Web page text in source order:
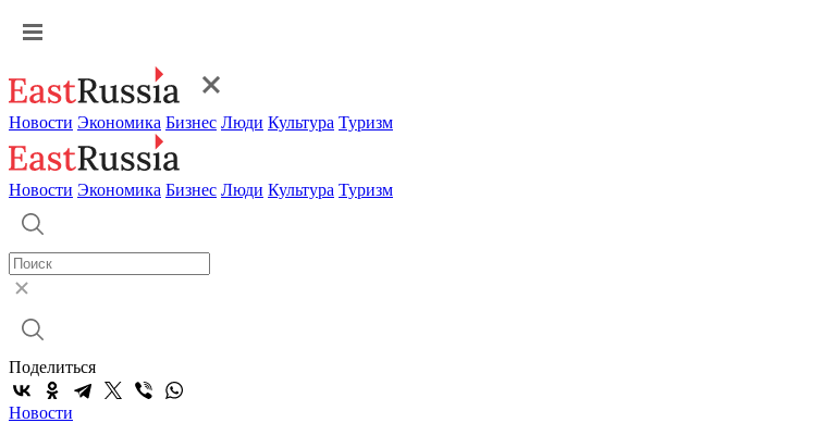
Новости Экономика Бизнес Люди Культура Туризм
Новости Экономика Бизнес Люди Культура Туризм
Поделиться
Новости